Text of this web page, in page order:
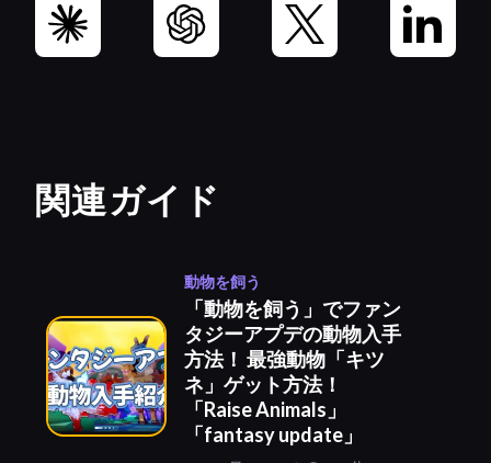
関連ガイド
動物を飼う
「動物を飼う」でファン
タジーアプデの動物入手
方法！ 最強動物「キツ
ネ」ゲット方法！
「Raise Animals」
「fantasy update」